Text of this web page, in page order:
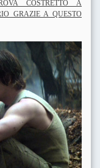
COSTRETTO A
GRAZIE A QUESTO